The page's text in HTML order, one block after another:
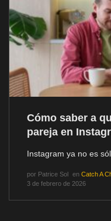
Cómo saber a
pareja en
Instagram ya no es
por Patrice Sol en Catch A
3 de febrero de 2026